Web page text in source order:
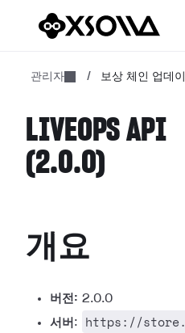
관리자 / 보상 체인 업데
LIVEOPS API
(2.0.0)
개요
버전: 2.0.0
서버 : https://